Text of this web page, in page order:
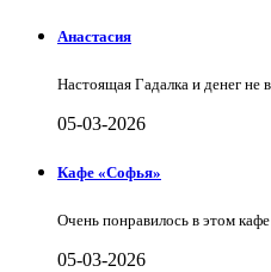
Анастасия
Настоящая Гадалка и денег не
05-03-2026
Кафе «Софья»
Очень понравилось в этом
05-03-2026